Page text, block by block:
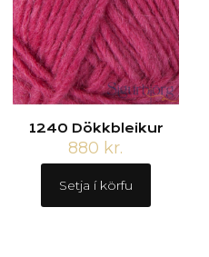
1240 Dökkbleikur
880 kr.
Setja í körfu